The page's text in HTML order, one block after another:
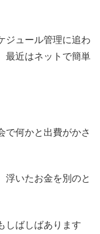
ジュール管理に追わ
最近はネットで簡単
で何かと出費がかさ
浮いたお金を別のと
しばしばあります